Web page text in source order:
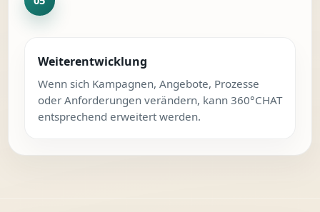
Weiterentwicklung
Wenn sich Kampagnen, Angebote, Prozesse
oder Anforderungen verändern, kann 360°CHAT
entsprechend erweitert werden.